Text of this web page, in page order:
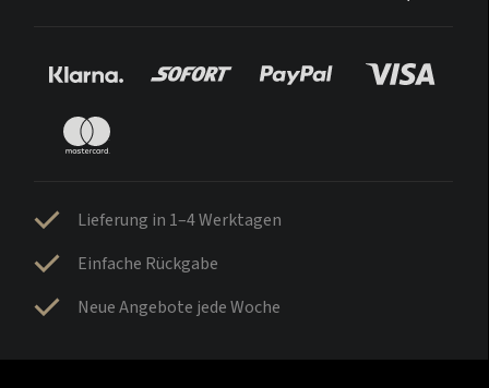
Lieferung in 1–4 Werktagen
Einfache Rückgabe
Neue Angebote jede Woche